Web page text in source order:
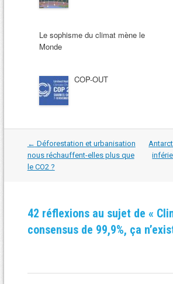
Le sophisme du climat mène le
Monde
COP-OUT
Navigation
dans
les
articles
← Déforestation et urbanisation
nous réchauffent-elles plus que
le CO2 ?
42 réflexions au sujet de «
consensus de 99,9%, ça